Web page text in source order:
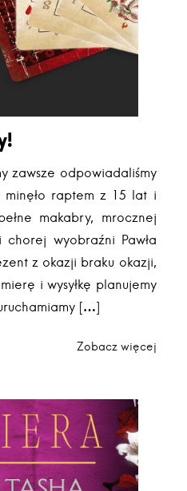
zawsze odpowiadaliśmy
raptem z 15 lat i
makabry, mrocznej
wyobraźni Pawła
z okazji braku okazji,
i wysyłkę planujemy
[…]
Zobacz więcej